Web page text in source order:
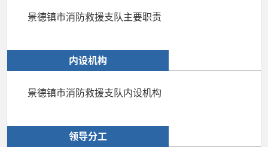
景德镇市消防救援支队主要职责
内设机构
景德镇市消防救援支队内设机构
领导分工